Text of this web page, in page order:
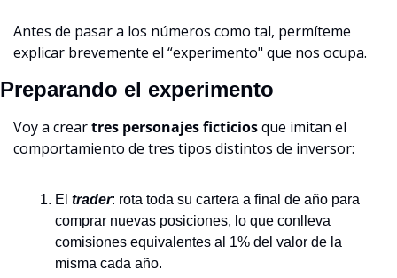
Antes de pasar a los números como tal, permíteme
explicar brevemente el “experimento" que nos ocupa.
Preparando el experimento
Voy a crear tres personajes ficticios que imitan el
comportamiento de tres tipos distintos de inversor:
El trader: rota toda su cartera a final de año para
comprar nuevas posiciones, lo que conlleva
comisiones equivalentes al 1% del valor de la
misma cada año.